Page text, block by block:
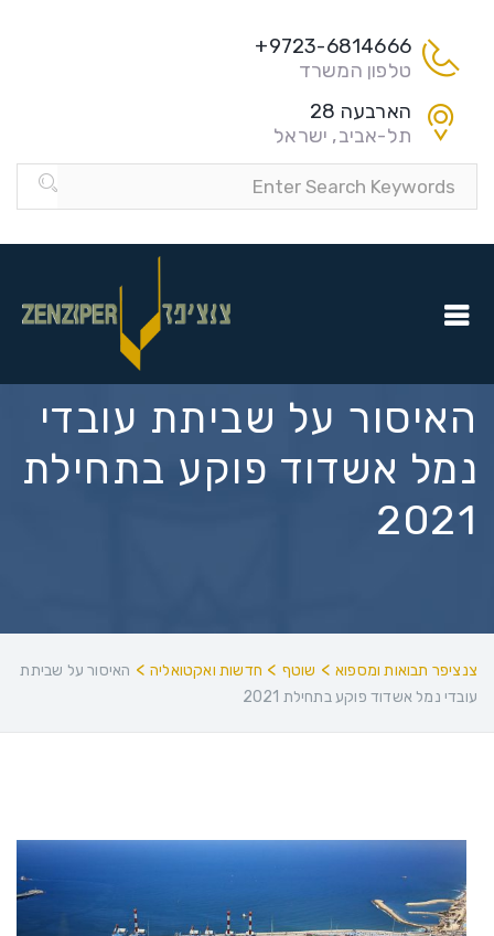
9723-6814666+
טלפון המשרד
הארבעה 28
תל-אביב, ישראל
האיסור על שביתת עובדי
נמל אשדוד פוקע בתחילת
2021
צנציפר תבואות ומספוא > שוטף > חדשות ואקטואליה > האיסור על שביתת
עובדי נמל אשדוד פוקע בתחילת 2021